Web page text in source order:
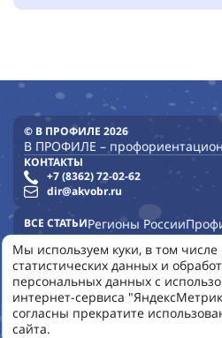
© В ПРОФИЛЕ 2026
В ПРОФИЛЕ –
КОНТАКТЫ
+7 (8362) 72-02-62
dir@akvobr.ru
ВСЕ СТАТЬИРегионы России
Опыт школОпыт регионов
УНИВЕРСИТЕТЫ КОЛЛЕДЖИ
ПОЛЬЗОВАТЕЛЬСКОЕ СОГЛАШЕНИЕ
О НАС
Мы используем куки, в том числе
статистических данных и
персональных данных с
интернет-сервиса
согласны прекратите
сайта.